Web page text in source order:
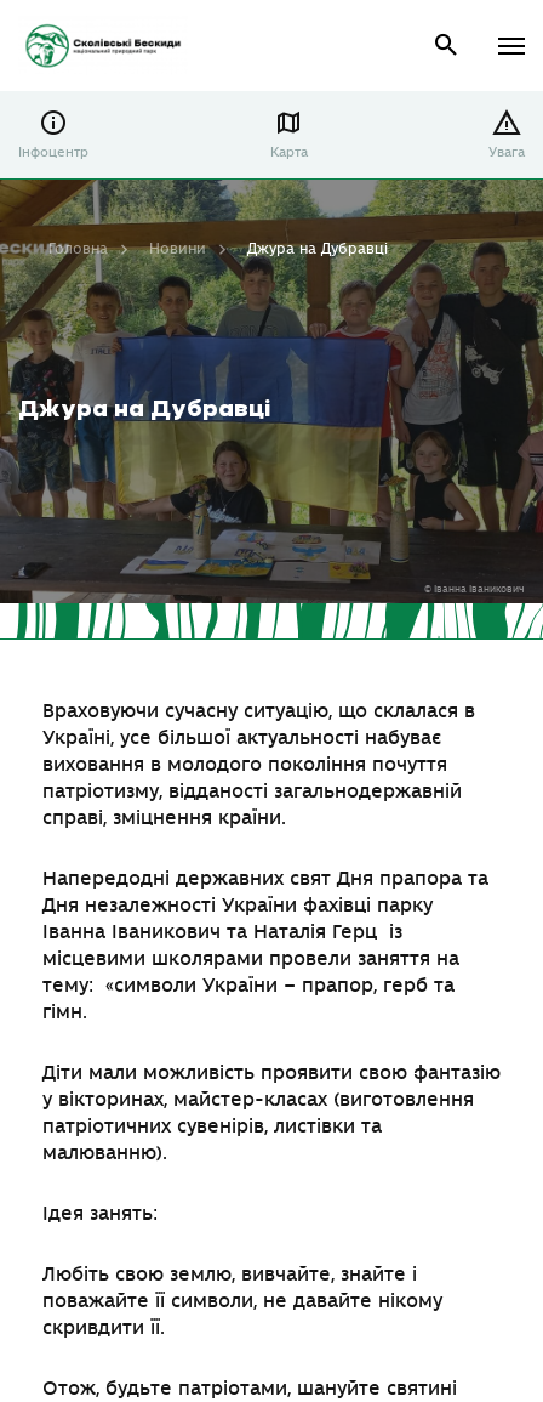
Інфоцентр Карта Увага
Джура на Дубравці
Головна Новини Джура на Дубравці
© Іванна Іваникович
Враховуючи сучасну ситуацію, що склалася в
Україні, усе більшої актуальності набуває
виховання в молодого покоління почуття
патріотизму, відданості загальнодержавній
справі, зміцнення країни.
Напередодні державних свят Дня прапора та
Дня незалежності України фахівці парку
Іванна Іваникович та Наталія Герц із
місцевими школярами провели заняття на
тему: «символи України – прапор, герб та
гімн.
Діти мали можливість проявити свою фантазію
у вікторинах, майстер-класах (виготовлення
патріотичних сувенірів, листівки та
малюванню).
Ідея занять:
Лю­біть свою землю, вивчайте, знайте і
поважайте її символи, не давайте нікому
скривдити її.
Отож, будьте патріотами, шануйте святині